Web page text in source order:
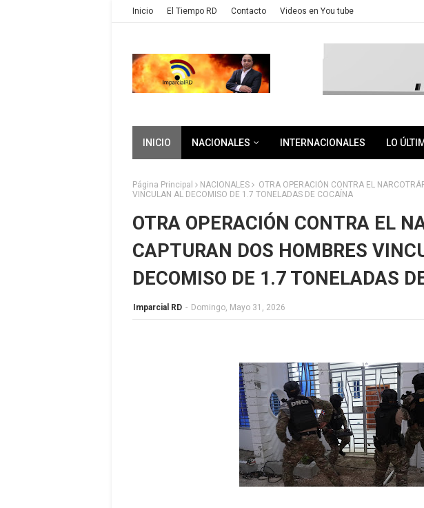
Inicio El Tiempo RD Contacto Videos en You tube
INICIO NACIONALES INTERNACIONALES LO
Página Principal NACIONALES
OTRA OPERACIÓN CONTRA EL
VINCULAN AL DECOMISO DE 1.7 TONELADAS DE COCAÍNA
OTRA OPERACIÓN CONTRA EL
CAPTURAN DOS HOMBRES
DECOMISO DE 1.7 TONELADAS
Imparcial RD - Domingo, Mayo 31, 2026